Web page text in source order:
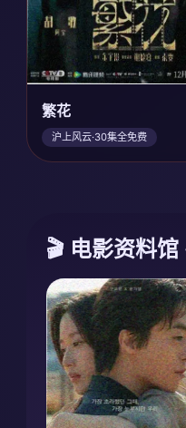
繁花
沪上风云·30集全免费
🎬 电影资料馆